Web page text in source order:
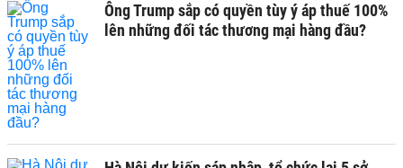
Ông Trump sắp có quyền tùy ý áp thuế 100%
lên những đối tác thương mại hàng đầu?